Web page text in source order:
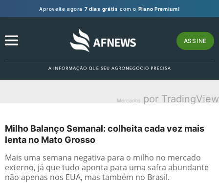
Aproveite agora 7 dias grátis com o Plano Premium!
ASSINE
Mercados por TradingView
Milho Balanço Semanal: colheita cada vez mais
lenta no Mato Grosso
Mais uma semana negativa para o milho no mercado
externo, já que tudo aponta para uma safra abundante
não apenas nos EUA, mas também no Brasil.